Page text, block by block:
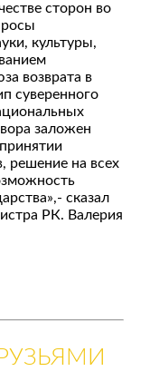
сторон во
культуры,
возврата в
суверенного
заложен
решение на всех
сказал
РК. Валерия